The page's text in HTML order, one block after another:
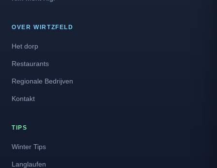
OVER WIRTZFELD
Het dorp
Restaurants
Regionale Bedrijven
Kontakt
TIPS
Winter Tips
Langlaufen